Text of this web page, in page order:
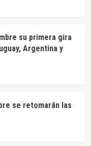
su primera gira
Argentina y
se retomarán las